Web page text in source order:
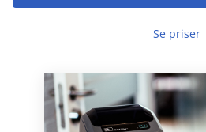
Se priser